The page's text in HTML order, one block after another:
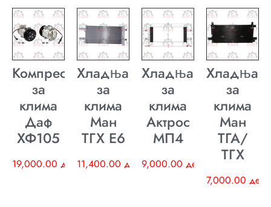
Компресор
за
клима
Даф
ХФ105
19,000.00 ден
Хладњак
за
клима
Ман
ТГХ E6
11,400.00 ден
Хладњак
за
клима
Актрос
МП4
9,000.00 ден
Хладњак
за
клима
Ман
ТГА/
ТГХ
7,000.00 ден